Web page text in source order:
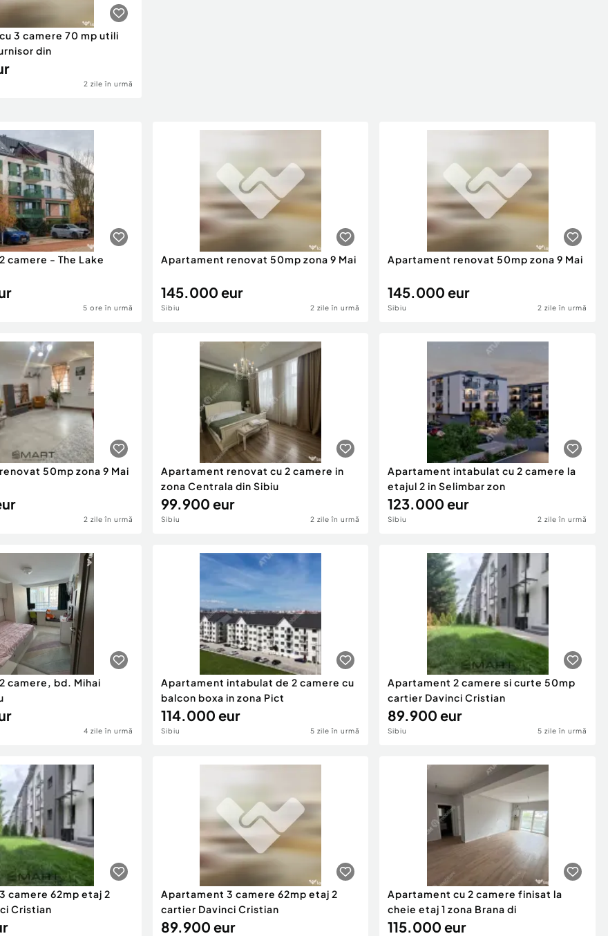
3 camere 70 mp utili
din
2 zile în urmă
camere - The Lake
5 ore în urmă
Apartament renovat 50mp zona 9 Mai
145.000 eur
Sibiu 2 zile în urmă
Apartament renovat 50mp zona 9 Mai
145.000 eur
Sibiu 2 zile în urmă
50mp zona 9 Mai
2 zile în urmă
Apartament renovat cu 2 camere in
zona Centrala din Sibiu
99.900 eur
Sibiu 2 zile în urmă
Apartament intabulat cu 2 camere la
etajul 2 in Selimbar zon
123.000 eur
Sibiu 2 zile în urmă
camere, bd. Mihai
4 zile în urmă
Apartament intabulat de 2 camere cu
balcon boxa in zona Pict
114.000 eur
Sibiu 5 zile în urmă
Apartament 2 camere si curte 50mp
cartier Davinci Cristian
89.900 eur
Sibiu 5 zile în urmă
camere 62mp etaj 2
Cristian
Apartament 3 camere 62mp etaj 2
cartier Davinci Cristian
89.900 eur
Apartament cu 2 camere finisat la
cheie etaj 1 zona Brana di
115.000 eur